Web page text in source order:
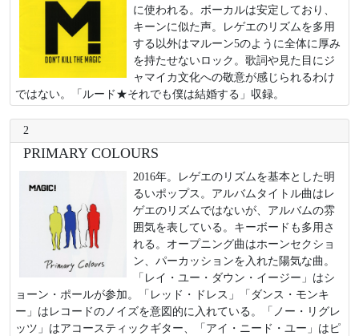
に使われる。ボーカルは安定しており、
キーンに似た声。レゲエのリズムを多用
する以外はマルーン5のように全体に厚み
を持たせないロック。歌詞や見た目にジ
ャマイカ文化への敬意が感じられるわけ
ではない。「ルード★それでも僕は結婚する」収録。
2
PRIMARY COLOURS
2016年。レゲエのリズムを基本とした明
るいポップス。アルバムタイトル曲はレ
ゲエのリズムではないが、アルバムの雰
囲気を表している。キーボードも多用さ
れる。オープニング曲はホーンセクショ
ン、パーカッションを入れた陽気な曲。
「レイ・ユー・ダウン・イージー」はシ
ョーン・ポールが参加。「レッド・ドレス」「ダンス・モンキ
ー」はレコードのノイズを意図的に入れている。「ノー・リグレ
ッツ」はアコースティックギター、「アイ・ニード・ユー」はピ